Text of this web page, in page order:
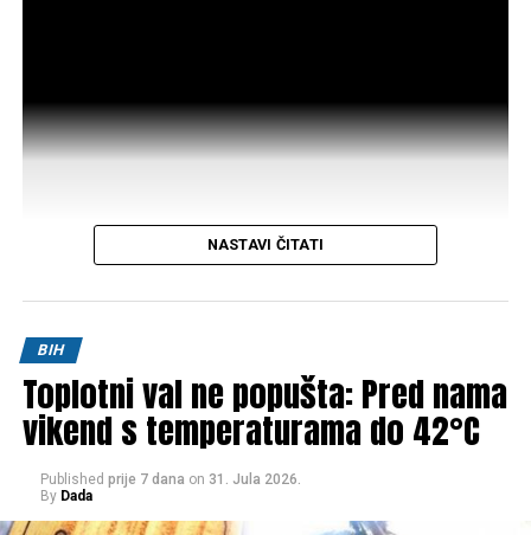
Tweet Share
Mail
NASTAVI ČITATI
BIH
Toplotni val ne popušta: Pred nama
vikend s temperaturama do 42°C
Published prije 7 dana on 31. Jula 2026.
By Dada